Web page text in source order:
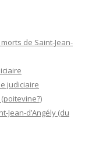
de Saint-Jean-
judiciaire
Jean-d’Angély (du